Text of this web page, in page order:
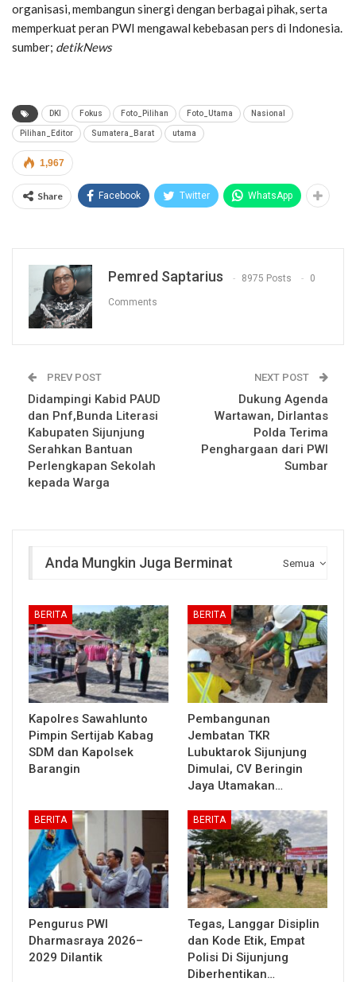
organisasi, membangun sinergi dengan berbagai pihak, serta
memperkuat peran PWI mengawal kebebasan pers di Indonesia.
sumber; detikNews
DKI Fokus Foto_Pilihan Foto_Utama Nasional
Pilihan_Editor Sumatera_Barat utama
1,967
Share Facebook Twitter WhatsApp
Pemred Saptarius 8975 Posts 0
Comments
PREV POST
Didampingi Kabid PAUD
dan Pnf,Bunda Literasi
Kabupaten Sijunjung
Serahkan Bantuan
Perlengkapan Sekolah
kepada Warga
NEXT POST
Dukung Agenda
Wartawan, Dirlantas
Polda Terima
Penghargaan dari PWI
Sumbar
Semua
Anda Mungkin Juga Berminat
BERITA
Kapolres Sawahlunto
Pimpin Sertijab Kabag
SDM dan Kapolsek
Barangin
BERITA
Pembangunan
Jembatan TKR
Lubuktarok Sijunjung
Dimulai, CV Beringin
Jaya Utamakan…
BERITA
Pengurus PWI
Dharmasraya 2026–
2029 Dilantik
BERITA
Tegas, Langgar Disiplin
dan Kode Etik, Empat
Polisi Di Sijunjung
Diberhentikan…